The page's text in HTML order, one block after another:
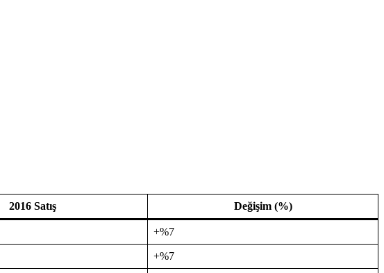
2016 Satış Değişim (%)
+%7
+%7